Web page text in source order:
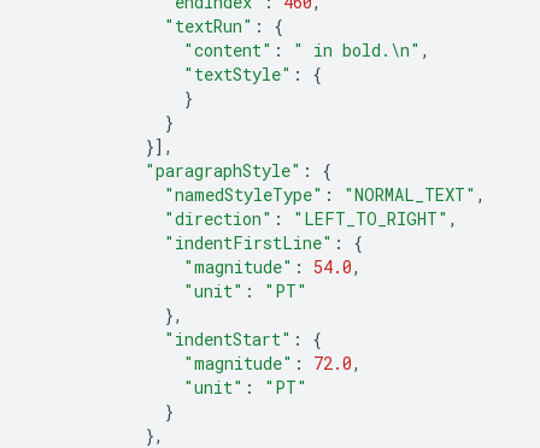
"textRun" :
{
"content" : " in bold. \n" ,
"textStyle" :
{
}
}
}],
"paragraphStyle" :
{
"namedStyleType" : "NORMAL_TEXT" ,
"direction" : "LEFT_TO_RIGHT" ,
"indentFirstLine" :
{
"magnitude" : 54.0,
"unit" :
"PT"
},
"indentStart" :
{
"magnitude" : 72.0,
"unit" :
"PT"
}
},